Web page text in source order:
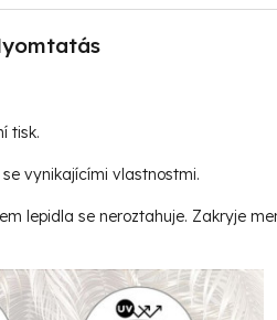
tisk.
vynikajícími vlastnostmi.
lepidla se neroztahuje. Zakryje